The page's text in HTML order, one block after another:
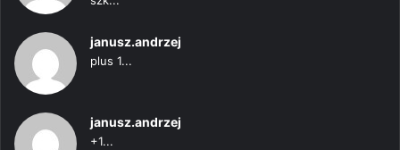
janusz.andrzej
plus 1...
janusz.andrzej
+1...